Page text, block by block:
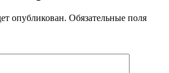
опубликован. Обязательные поля